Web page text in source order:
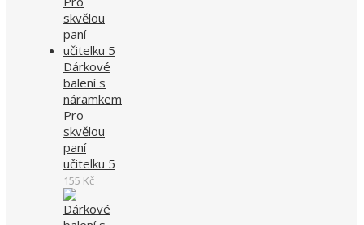
Dárkové
balení s
náramkem
Pro
skvělou
paní
učitelku 5
155 Kč